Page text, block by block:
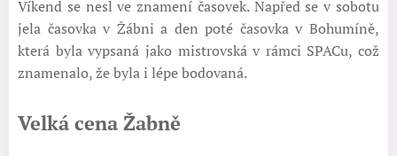
Víkend se nesl ve znamení časovek. Napřed se v sobotu
jela časovka v Žábni a den poté časovka v Bohumíně,
která byla vypsaná jako mistrovská v rámci SPACu, což
znamenalo, že byla i lépe bodovaná.
Velká cena Žabně